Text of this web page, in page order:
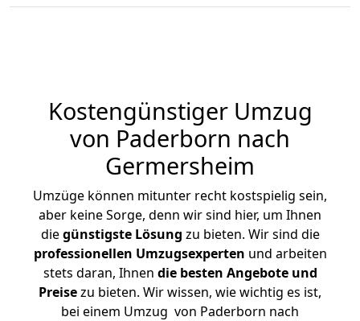
Kostengünstiger Umzug
von Paderborn nach
Germersheim
Umzüge können mitunter recht kostspielig sein,
aber keine Sorge, denn wir sind hier, um Ihnen
diegünstigste Lösung zu bieten. Wir sind die
professionellen Umzugsexperten und arbeiten
stets daran, Ihnen die besten Angebote und
Preisezu bieten. Wir wissen, wie wichtig es ist,
bei einem Umzug von Paderborn nach